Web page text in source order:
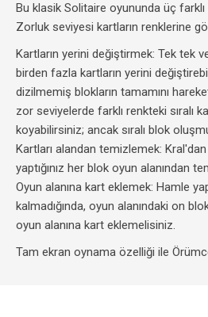
Bu klasik Solitaire oyununda üç
Zorluk seviyesi kartların renklerine
Kartların yerini değiştirmek: Tek tek
birden fazla kartların yerini
dizilmemiş blokların tamamını
zor seviyelerde farklı renkteki sıralı
koyabilirsiniz; ancak sıralı blok
Kartları alandan temizlemek:
yaptığınız her blok oyun alanından
Oyun alanına kart eklemek: Hamle
kalmadığında, oyun alanındaki on
oyun alanına kart eklemelisiniz.
Tam ekran oynama özelliği ile